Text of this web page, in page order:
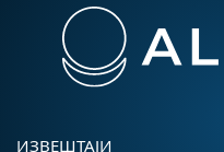
ИЗВЕШТАЈИ